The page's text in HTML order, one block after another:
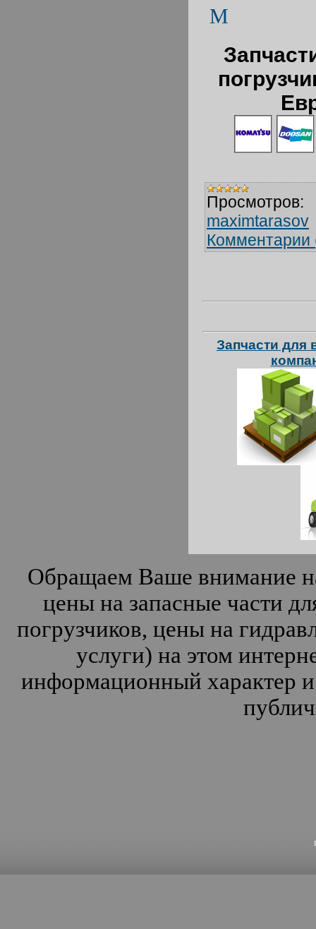
М
Просмотров:
maximtarasov
Комментарии
Запчасти для
Обращаем Ваше внимание
цены на запасные части
погрузчиков, цены на
услуги) на этом
информационный характер и